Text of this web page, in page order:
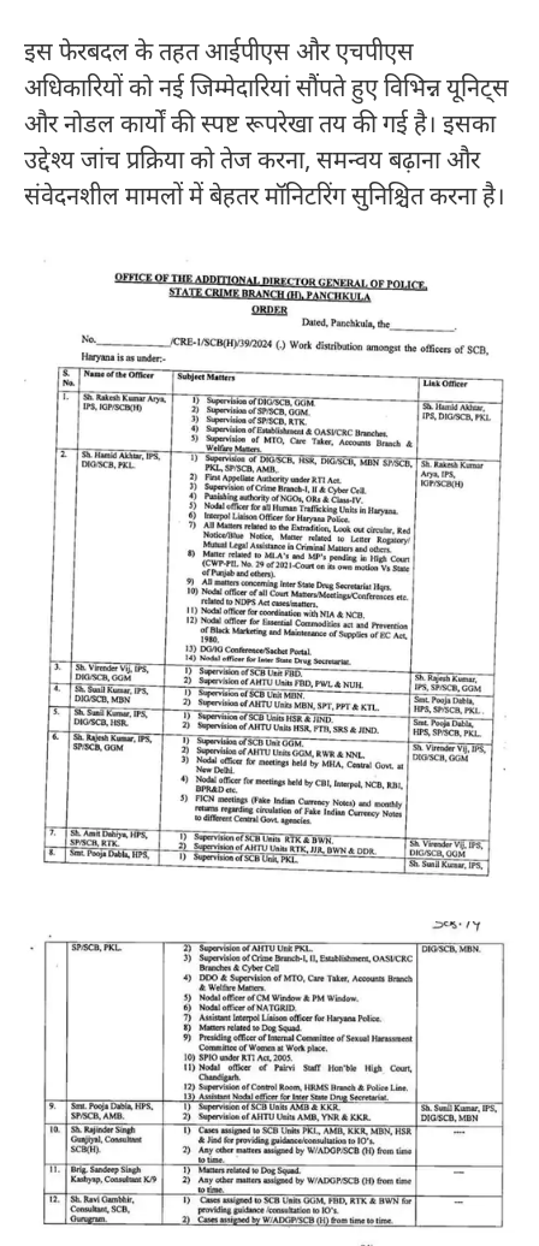
इस फेरबदल के तहत आईपीएस और एचपीएस
अधिकारियों को नई जिम्मेदारियां सौंपते हुए विभिन्न यूनिट्स
और नोडल कार्यों की स्पष्ट रूपरेखा तय की गई है। इसका
उद्देश्य जांच प्रक्रिया को तेज करना, समन्वय बढ़ाना और
संवेदनशील मामलों में बेहतर मॉनिटरिंग सुनिश्चित करना है।